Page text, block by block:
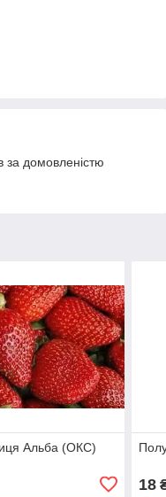
за домовленістю
Альба (ОКС)
18